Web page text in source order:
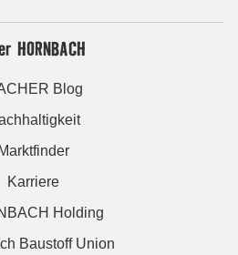
HORNBACH
Blog
Marktfinder
Karriere
Holding
Baustoff Union